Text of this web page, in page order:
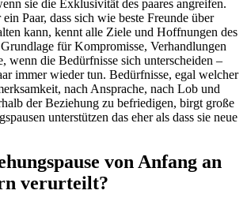
sie die Exklusivität des paares angreifen.
Paar, dass sich wie beste Freunde über
kann, kennt alle Ziele und Hoffnungen des
für Kompromisse, Verhandlungen
wenn die Bedürfnisse sich unterscheiden –
immer wieder tun. Bedürfnisse, egal welcher
nach Ansprache, nach Lob und
der Beziehung zu befriedigen, birgt große
unterstützen das eher als dass sie neue
von Anfang an
verurteilt?